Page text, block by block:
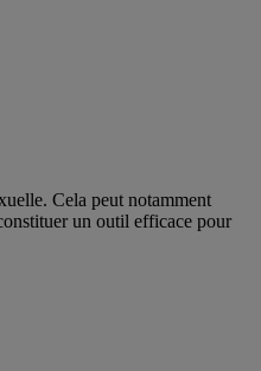
Cela peut notamment
un outil efficace pour